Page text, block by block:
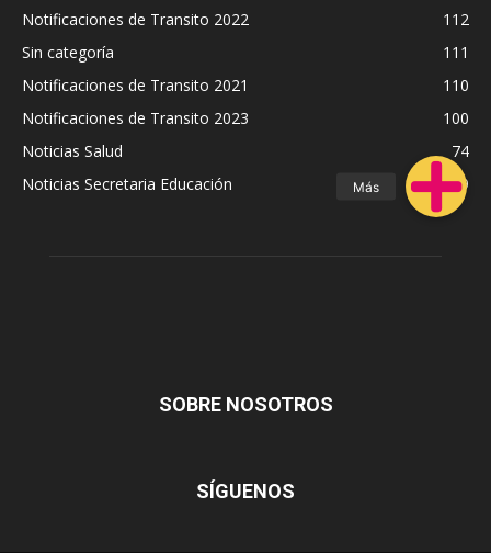
Notificaciones de Transito 2022
112
Sin categoría
111
Notificaciones de Transito 2021
110
Notificaciones de Transito 2023
100
Noticias Salud
74
Noticias Secretaria Educación
69
SOBRE NOSOTROS
SÍGUENOS